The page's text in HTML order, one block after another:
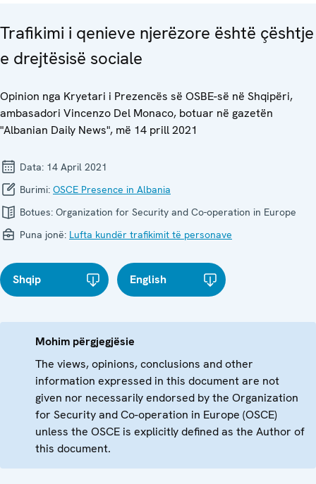
Trafikimi i qenieve njerëzore është çështje
e drejtësisë sociale
Opinion nga Kryetari i Prezencës së OSBE-së në Shqipëri,
ambasadori Vincenzo Del Monaco, botuar në gazetën
"Albanian Daily News", më 14 prill 2021
Data: 14 April 2021
Burimi: OSCE Presence in Albania
Botues: Organization for Security and Co-operation in Europe
Puna jonë: Lufta kundër trafikimit të personave
Shqip English
Mohim përgjegjësie
The views, opinions, conclusions and other
information expressed in this document are not
given nor necessarily endorsed by the Organization
for Security and Co-operation in Europe (OSCE)
unless the OSCE is explicitly defined as the Author of
this document.